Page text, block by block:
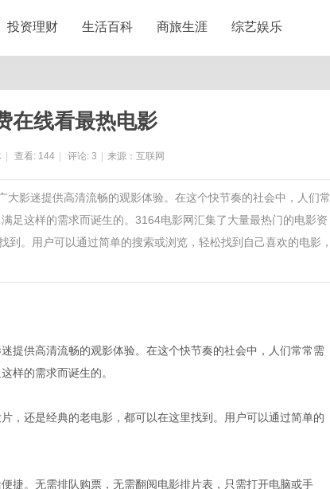
投资理财 生活百科 商旅生涯 综艺娱乐
在线看最热电影
查看: 144 评论: 3 来源：互联网
影迷提供高清流畅的观影体验。在这个快节奏的社会中，人们常
足这样的需求而诞生的。3164电影网汇集了大量最热门的电影资
。用户可以通过简单的搜索或浏览，轻松找到自己喜欢的电影，
提供高清流畅的观影体验。在这个快节奏的社会中，人们常常需
样的需求而诞生的。
，还是经典的老电影，都可以在这里找到。用户可以通过简单的
捷。无需排队购票，无需翻阅电影排片表，只需打开电脑或手